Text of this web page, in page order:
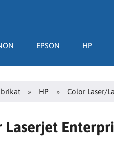
EPSON HP
HP Color Laser/
Laserjet